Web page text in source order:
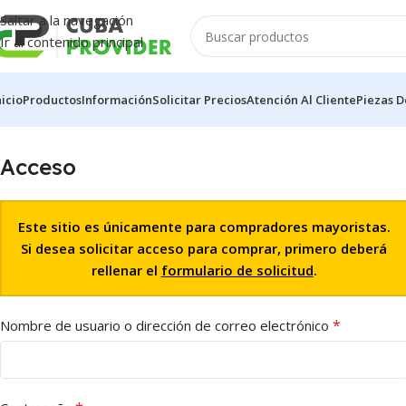
Saltar a la navegación
Ir al contenido principal
ProductosInformaciónSolicitar PreciosAtención Al ClientePiezas
Acceso
Este sitio es únicamente para compradores mayoristas.
Si desea solicitar acceso para comprar, primero deberá
rellenar el formulario de solicitud.
Nombre de usuario o dirección de correo electrónico *